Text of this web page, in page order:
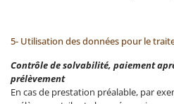
5- Utilisation des données pour le
Contrôle de solvabilité, paiement
prélèvement
En cas de prestation préalable, par